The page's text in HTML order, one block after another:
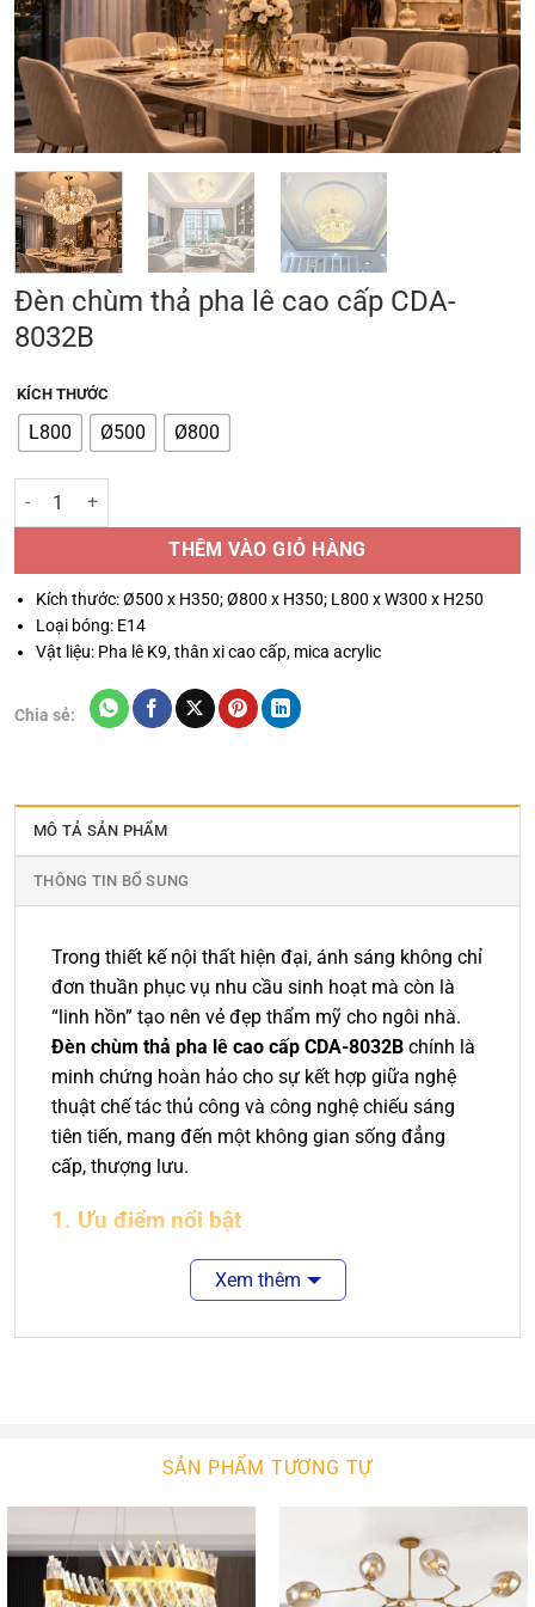
Đèn chùm thả pha lê cao cấp CDA-
8032B
KÍCH THƯỚC
L800 Ø500 Ø800
Đèn chùm thả pha lê cao cấp CDA-8032B số lượng
THÊM VÀO GIỎ HÀNG
Kích thước: Ø500 x H350; Ø800 x H350; L800 x W300 x H250
Loại bóng: E14
Vật liệu: Pha lê K9, thân xi cao cấp, mica acrylic
Chia sẻ:
MÔ TẢ SẢN PHẨM
THÔNG TIN BỔ SUNG
Trong thiết kế nội thất hiện đại, ánh sáng không chỉ
đơn thuần phục vụ nhu cầu sinh hoạt mà còn là
“linh hồn” tạo nên vẻ đẹp thẩm mỹ cho ngôi nhà.
Đèn chùm thả pha lê cao cấp CDA-8032B chính là
minh chứng hoàn hảo cho sự kết hợp giữa nghệ
thuật chế tác thủ công và công nghệ chiếu sáng
tiên tiến, mang đến một không gian sống đẳng
cấp, thượng lưu.
1. Ưu điểm nổi bật
1.1. Thiết kế tinh xảo, thu hút mọi ánh nhìn
Đèn chùm CDA-8032B gây ấn tượng mạnh bởi
quyền quý cho tổng thể sản phẩm.
1.2. Chất liệu pha lê K9 đỉnh cao
Khác với các dòng đèn pha lê giá rẻ trên thị trường,
CDA-8032B sử dụng pha lê K9 với độ tinh khiết cực
Xem thêm
SẢN PHẨM TƯƠNG TỰ